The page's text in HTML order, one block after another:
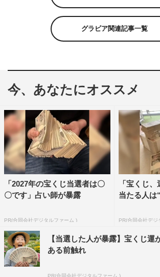
グラビア関連記事一覧
今、あなたにオススメ
「2027年の宝くじ当選者は〇
〇です」占い師が暴露
PR(合同会社デジタルファーム )
「宝くじ
当たる人は
PR(合同会社デジ
【当選した人が暴露】宝くじ運
ある前触れ
PR(合同会社デジタルファーム )